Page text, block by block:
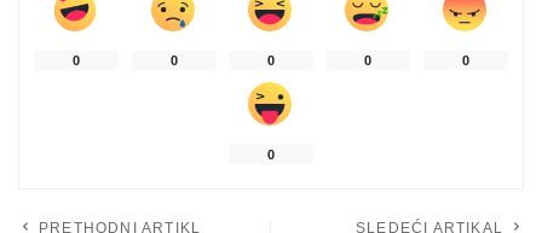
0 0 0 0 0
0
PRETHODNI ARTIKL SLEDEĆI ARTIKAL